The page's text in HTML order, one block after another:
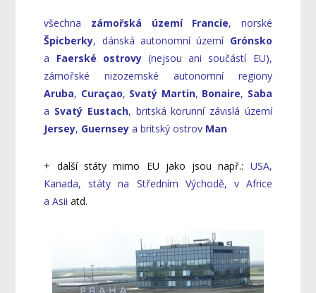
všechna zámořská území Francie, norské
Špicberky, dánská autonomní území Grónsko
a Faerské ostrovy(nejsou ani součástí EU),
zámořské nizozemské autonomní regiony
Aruba, Curaçao, Svatý Martin, Bonaire, Saba
a Svatý Eustach, britská korunní závislá území
Jersey, Guernsey a britský ostrov Man
+ další státy mimo EU jako jsou např.: USA,
Kanada, státy na Středním Východě, v Africe
a Asii atd.